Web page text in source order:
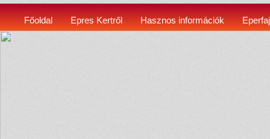
Főoldal Epres Kertről Hasznos információk